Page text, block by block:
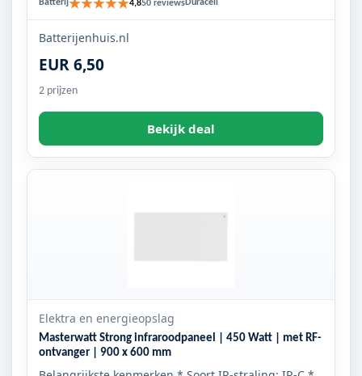
Batterij 4,850 reviewsDuracell
Batterijenhuis.nl
EUR 6,50
2 prijzen
Bekijk deal
Elektra en energieopslag
Masterwatt Strong infraroodpaneel | 450 Watt | met RF-
ontvanger | 900 x 600 mm